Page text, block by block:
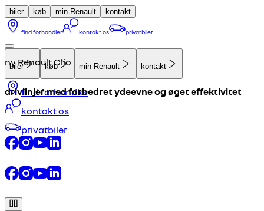
biler køb min Renault kontakt
find forhandler kontakt os privatbiler
biler køb min Renault kontakt
find forhandler
kontakt os
privatbiler
ny Renault Clio
drivlinjer med forbedret ydeevne og øget effektivitet